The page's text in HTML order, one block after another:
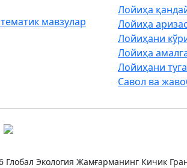
мавзулар
Лойиҳа
Лойиҳа
Лойиҳани
Лойиҳа
Лойиҳани
Савол ва
Глобал Экология Жамғарманинг Кичик